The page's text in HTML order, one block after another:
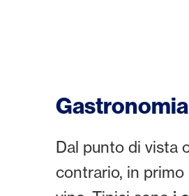
Dal punto di vista
contrario, in